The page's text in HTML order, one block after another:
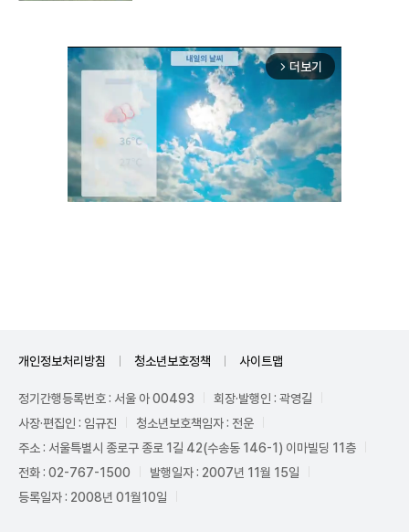
arrow_forward_ios 더보기
개인정보처리방침 청소년보호정책 사이트맵
정기간행등록번호 : 서울 아 00493
회장·발행인 : 곽영길
사장·편집인 : 임규진
청소년보호책임자 : 전운
주소 : 서울특별시 종로구 종로 1길 42(수송동 146-1) 이마빌딩 11층
전화 : 02-767-1500
발행일자 : 2007년 11월 15일
등록일자 : 2008년 01월10일